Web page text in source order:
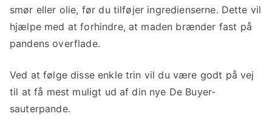
smør eller olie, før du tilføjer ingredienserne. Dette vil
hjælpe med at forhindre, at maden brænder fast på
pandens overflade.
Ved at følge disse enkle trin vil du være godt på vej
til at få mest muligt ud af din nye De Buyer-
sauterpande.